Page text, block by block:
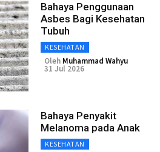
Bahaya Penggunaan
Asbes Bagi Kesehatan
Tubuh
KESEHATAN
Oleh Muhammad Wahyu
31 Jul 2026
Bahaya Penyakit
Melanoma pada Anak
KESEHATAN